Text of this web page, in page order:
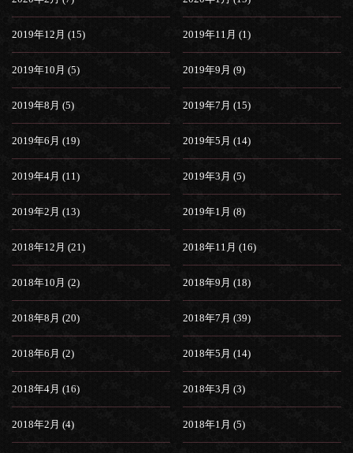
2019年12月 (15) 2019年11月 (1)
2019年10月 (5) 2019年9月 (9)
2019年8月 (5) 2019年7月 (15)
2019年6月 (19) 2019年5月 (14)
2019年4月 (11) 2019年3月 (5)
2019年2月 (13) 2019年1月 (8)
2018年12月 (21) 2018年11月 (16)
2018年10月 (2) 2018年9月 (18)
2018年8月 (20) 2018年7月 (39)
2018年6月 (2) 2018年5月 (14)
2018年4月 (16) 2018年3月 (3)
2018年2月 (4) 2018年1月 (5)